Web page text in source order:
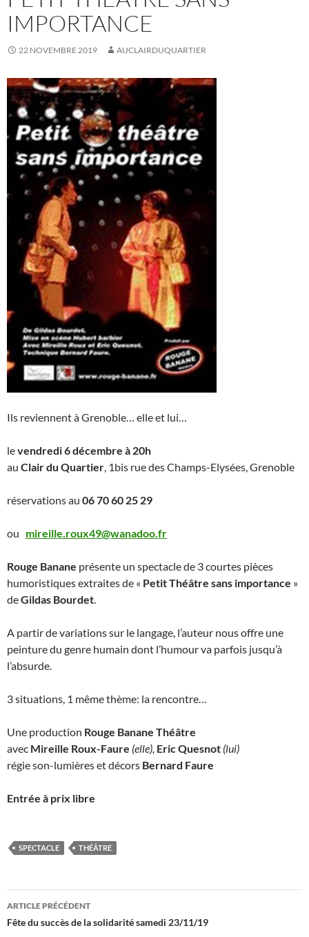
IMPORTANCE
22 NOVEMBRE 2019 AUCLAIRDUQUARTIER
Ils reviennent à Grenoble… elle et lui…
levendredi 6 décembre à 20h
au Clair du Quartier, 1bis rue des Champs-Elysées, Grenoble
réservations au 06 70 60 25 29
ou mireille.roux49@wanadoo.fr
Rouge Banane présente un spectacle de 3 courtes pièces
humoristiques extraites de « Petit Théâtre sans importance »
deGildas Bourdet.
A partir de variations sur le langage, l’auteur nous offre une
peinture du genre humain dont l’humour va parfois jusqu’à
l’absurde.
3 situations, 1 même thème: la rencontre…
Une production Rouge Banane Théâtre
avec Mireille Roux-Faure (elle), Eric Quesnot (lui)
régie son-lumières et décors Bernard Faure
Entrée à prix libre
SPECTACLE THÉÂTRE
Navigation
des
ARTICLE PRÉCÉDENT
Fête du succès de la solidarité samedi 23/11/19